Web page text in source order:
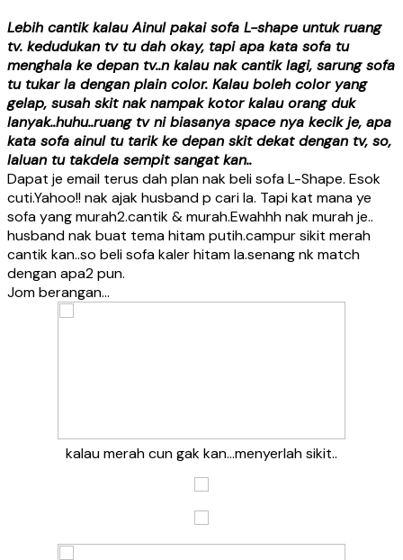
Lebih cantik kalau Ainul pakai sofa L-shape untuk ruang
tv. kedudukan tv tu dah okay, tapi apa kata sofa tu
menghala ke depan tv..n kalau nak cantik lagi, sarung sofa
tu tukar la dengan plain color. Kalau boleh color yang
gelap, susah skit nak nampak kotor kalau orang duk
lanyak..huhu..ruang tv ni biasanya space nya kecik je, apa
kata sofa ainul tu tarik ke depan skit dekat dengan tv, so,
laluan tu takdela sempit sangat kan..
Dapat je email terus dah plan nak beli sofa L-Shape. Esok
cuti.Yahoo!! nak ajak husband p cari la. Tapi kat mana ye
sofa yang murah2.cantik & murah.Ewahhh nak murah je..
husband nak buat tema hitam putih.campur sikit merah
cantik kan..so beli sofa kaler hitam la.senang nk match
dengan apa2 pun.
Jom berangan…
kalau merah cun gak kan…menyerlah sikit..